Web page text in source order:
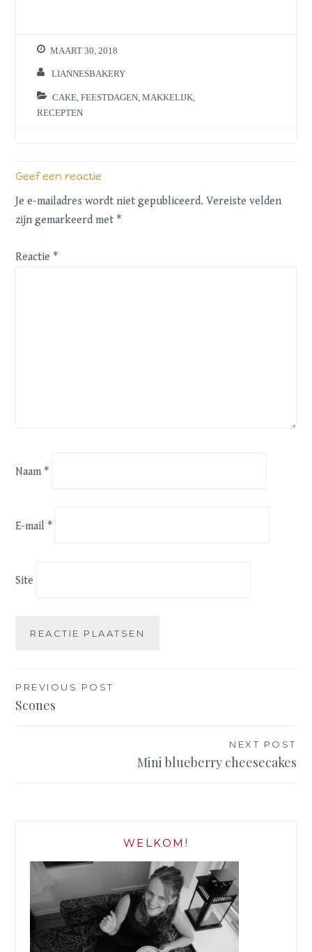
MAART 30, 2018
LIANNESBAKERY
CAKE ,FEESTDAGEN ,MAKKELIJK
RECEPTEN
Geef een reactie
Je e-mailadres wordt niet gepubliceerd. Vereiste velden
zijn gemarkeerd met *
Reactie *
Naam *
E-mail *
Site
Bericht
navigatie
PREVIOUS POST
Scones
NEXT POST
Mini blueberry cheesecakes
WELKOM!